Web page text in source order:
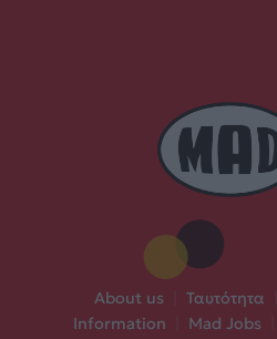
About us Ταυτότητα
Information
Mad Jobs